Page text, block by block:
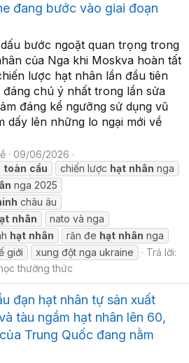
đang bước vào giai đoạn
bước ngoặt quan trọng trong
của Nga khi Moskva hoàn tất
lược hạt nhân lần đầu tiên
đáng chú ý nhất trong lần sửa
đáng kể ngưỡng sử dụng vũ
dấy lên những lo ngại mới về
09/06/2026
toàn cầu chiến lược hạt nhân nga
nga 2025
châu âu
nhân
nato và nga
hạt nhân răn đe hạt nhân nga
giới xung đột nga ukraine
Trả lời:
thường thức
đạn hạt nhân tự sản xuất
tàu ngầm hạt nhân lên 60,
Trung Quốc đang nằm